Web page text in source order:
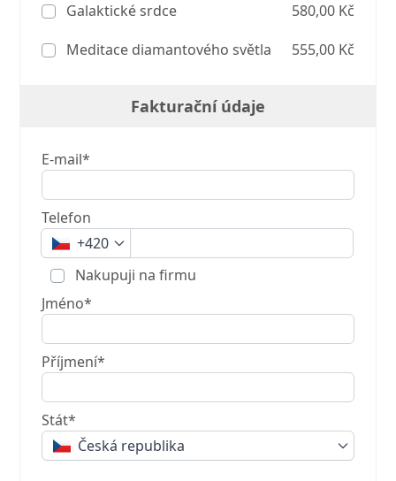
Galaktické srdce
580,00 Kč
Meditace diamantového světla
555,00 Kč
Fakturační údaje
E-mail*
Telefon
+420
Nakupuji na firmu
Jméno*
Příjmení*
Stát*
Česká republika